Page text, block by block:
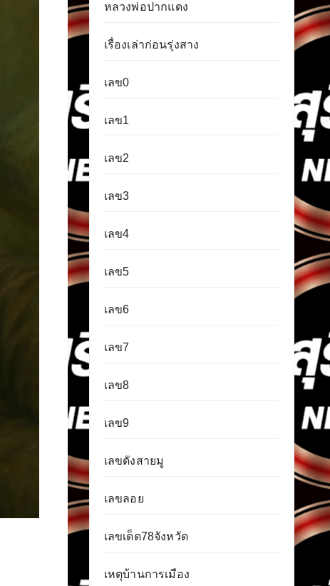
หลวงพ่อปากแดง
เรื่องเล่าก่อนรุ่งสาง
เลข0
เลข1
เลข2
เลข3
เลข4
เลข5
เลข6
เลข7
เลข8
เลข9
เลขดังสายมู
เลขลอย
เลขเด็ด78จังหวัด
เหตุบ้านการเมือง